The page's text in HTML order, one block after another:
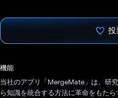
投
機能
当社のアプリ「MergeMate」は、研
ら知識を統合する方法に革命をもたら